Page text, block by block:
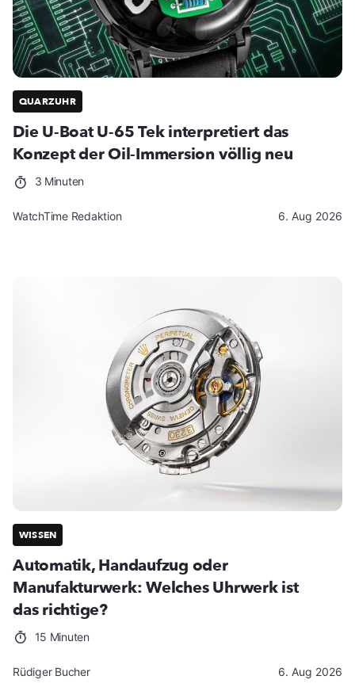
QUARZUHR
Die U-Boat U-65 Tek interpretiert das
Konzept der Oil-Immersion völlig neu
3 Minuten
WatchTime Redaktion 6. Aug 2026
WISSEN
Automatik, Handaufzug oder
Manufakturwerk: Welches Uhrwerk ist
das richtige?
15 Minuten
Rüdiger Bucher 6. Aug 2026